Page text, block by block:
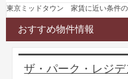
東京ミッドタウン 家賃に近い条件の
おすすめ物件情報
ザ・パーク・レジ